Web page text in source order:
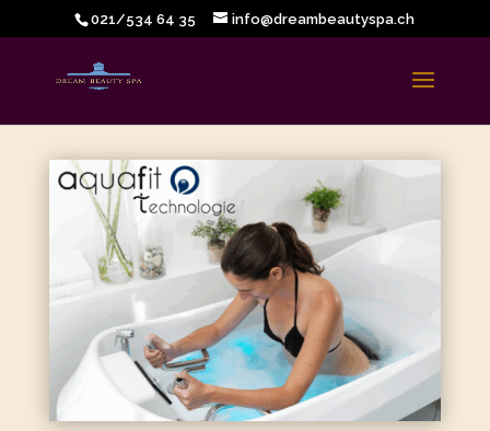
021/534 64 35 info@dreambeautyspa.ch